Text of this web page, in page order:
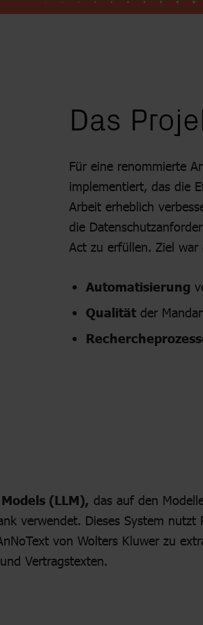
Das
Für eine renommierte
implementiert, das die
Arbeit erheblich
die
Act zu erfüllen. Ziel war
Automatisierung
Qualität der
(LLM), das auf den
verwendet. Dieses System nutzt
von Wolters Kluwer zu
Vertragstexten.